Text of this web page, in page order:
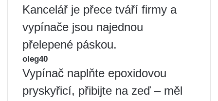
Kancelář je přece tváří firmy a
vypínače jsou najednou
přelepené páskou.
oleg40
Vypínač naplňte epoxidovou
pryskyřicí, přibijte na zeď – měl